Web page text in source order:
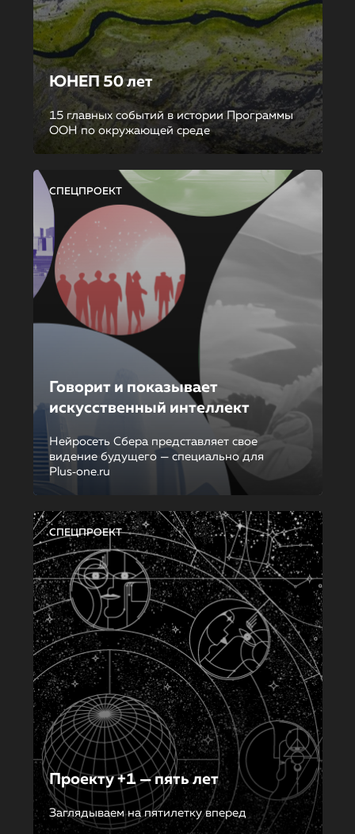
ЮНЕП 50 лет
15 главных событий в истории Программы
ООН по окружающей среде
СПЕЦПРОЕКТ
Говорит и показывает
искусственный интеллект
Нейросеть Сбера представляет свое
видение будущего — специально для
Plus‑one.ru
СПЕЦПРОЕКТ
Проекту +1 — пять лет
Заглядываем на пятилетку вперед